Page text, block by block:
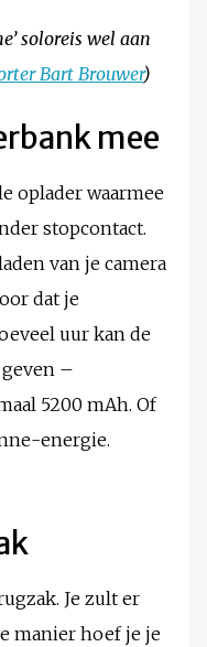
soloreis wel aan
Bart Brouwer)
mee
oplader waarmee
stopcontact.
van je camera
dat je
uur kan de
–
5200 mAh. Of
energie.
Je zult er
manier hoef je je